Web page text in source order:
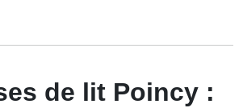
de lit Poincy :